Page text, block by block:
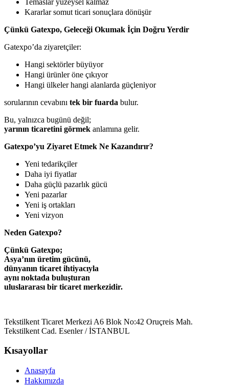
Kararlar somut ticari sonuçlara dönüşür
Çünkü Gatexpo, Geleceği Okumak İçin Doğru Yerdir
Gatexpo’da ziyaretçiler:
Hangi sektörler büyüyor
Hangi ürünler öne çıkıyor
Hangi ülkeler hangi alanlarda güçleniyor
sorularının cevabını tek bir fuarda bulur.
Bu, yalnızca bugünü değil;
yarının ticaretini görmek anlamına gelir.
Gatexpo’yu Ziyaret Etmek Ne Kazandırır?
Yeni tedarikçiler
Daha iyi fiyatlar
Daha güçlü pazarlık gücü
Yeni pazarlar
Yeni iş ortakları
Yeni vizyon
Neden Gatexpo?
Çünkü Gatexpo;
Asya’nın üretim gücünü,
dünyanın ticaret ihtiyacıyla
aynı noktada buluşturan
uluslararası bir ticaret merkezidir.
Tekstilkent Ticaret Merkezi A6 Blok No:42 Oruçreis Mah.
Tekstilkent Cad. Esenler / İSTANBUL
Kısayollar
Anasayfa
Hakkımızda